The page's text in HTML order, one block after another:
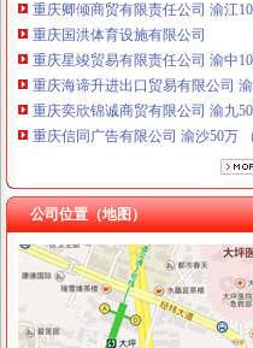
重庆国洪体育设施有限公司
重庆星竣贸易有限责任公司 渝中
重庆海谛升进出口贸易有限公司 渝
重庆奕欣锦诚商贸有限公司 渝九50
重庆信同广告有限公司 渝沙50万
重庆三虹房地产营销策划有限公司
公司位置（地图）
工商动态
万州局一般纳税人认定标准建立违